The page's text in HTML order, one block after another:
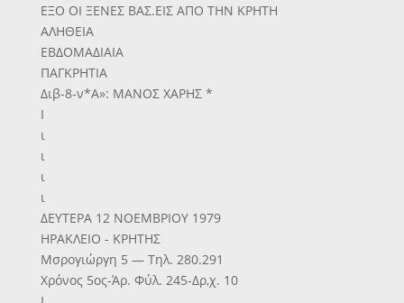
ΕΞΟ ΟΙ ΞΕΝΕΣ ΒΑΣ.ΕΙΣ ΑΠΟ ΤΗΝ ΚΡΗΤΗ
ΑΛΗΘΕΙΑ
ΕΒΔΟΜΑΔΙΑΙΑ
ΠΑΓΚΡΗΤΙΑ
Διβ-8-ν*Α»: ΜΑΝΟΣ ΧΑΡΗΣ *
Ι
ι
ι
ι
ι
ΔΕΥΤΕΡΑ 12 ΝΟΕΜΒΡΙΟΥ 1979
ΗΡΑΚΛΕΙΟ - ΚΡΗΤΗΣ
Μσρογιώργη 5 — Τηλ. 280.291
Χρόνος 5ος-Άρ. Φύλ. 245-Δρ,χ. 10